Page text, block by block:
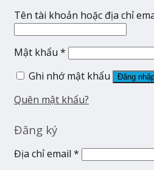
Tên tài khoản hoặc địa chỉ
Mật khẩu *
Ghi nhớ mật khẩu
Đăng
Quên mật khẩu?
Đăng ký
Địa chỉ email *